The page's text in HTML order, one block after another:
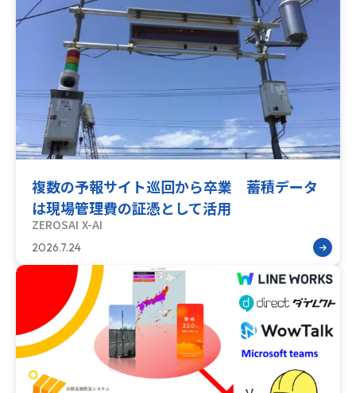
複数の予報サイト巡回から卒業 蓄積データ
は現場管理費の証憑として活用
ZEROSAI X-AI
2026.7.24